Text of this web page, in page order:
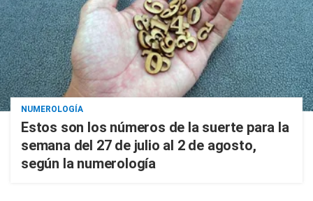
NUMEROLOGÍA
Estos son los números de la suerte para la
semana del 27 de julio al 2 de agosto,
según la numerología